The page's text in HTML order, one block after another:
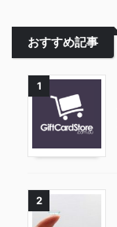
おすすめ記事
1
2